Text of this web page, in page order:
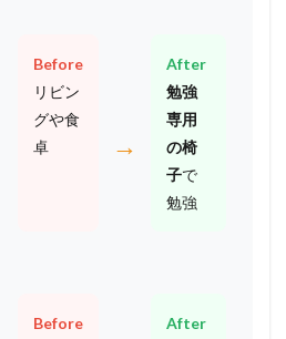
Before
リビン
グや食
卓
→
After
勉強
専用
の椅
子で
勉強
Before
After